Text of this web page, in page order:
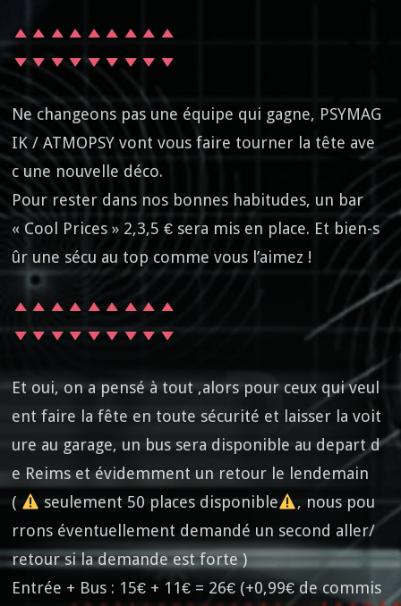
Ne changeons pas une équipe qui gagne, PSYMAG
IK / ATMOPSY vont vous faire tourner la tête ave
c une nouvelle déco.
Pour rester dans nos bonnes habitudes, un bar
« Cool Prices » 2,3,5 € sera mis en place. Et bien-s
ûr une sécu au top comme vous l’aimez !
Et oui, on a pensé à tout ,alors pour ceux qui veul
ent faire la fête en toute sécurité et laisser la voit
ure au garage, un bus sera disponible au depart d
e Reims et évidemment un retour le lendemain
(
seulement 50 places disponible
, nous pou
rrons éventuellement demandé un second aller/
retour si la demande est forte )
Entrée + Bus : 15€ + 11€ = 26€ (+0,99€ de commis